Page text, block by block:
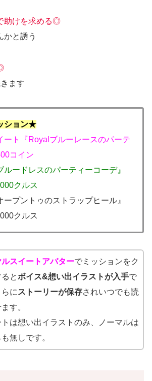
助けを求める◎
かと誘う
ます
ション★
ート『Royalブルーレースのパーテ
コイン
ルードレスのパーティーコーデ』
クルス
ープントゥのストラップヒール』
クルス
ルスイートアバターでミッションをク
とボイス&想い出イラストが入手で
に ストーリーが保存されいつでも読
す。
トは想い出イラストのみ、ノーマルは
無しです。